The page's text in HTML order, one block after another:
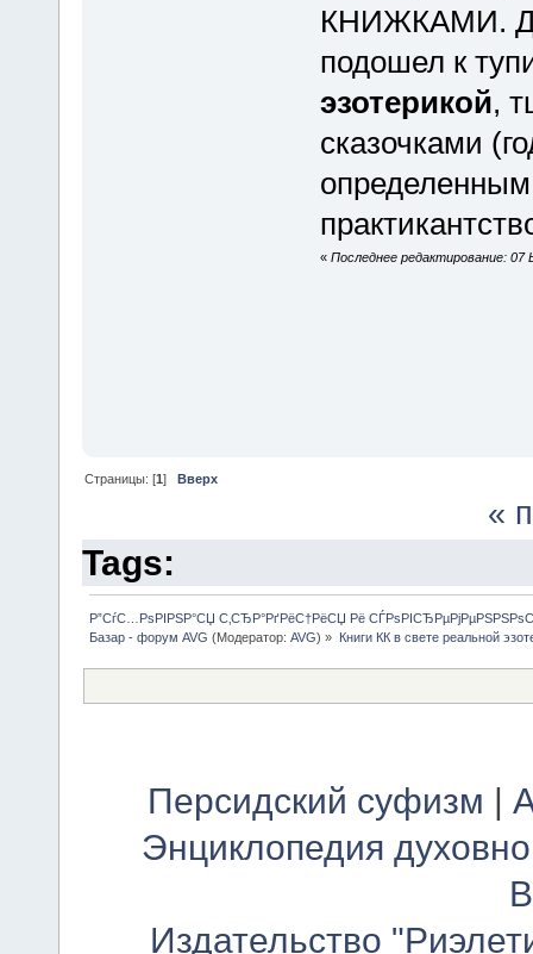
КНИЖКАМИ.
подошел к
эзотерикой,
сказочками
« Последнее редактирование: 07
Страницы: [1]Вверх
«
Tags:
Р”СѓС…РѕРІРЅР°СЏ С‚СЂР°РґРёС†РёСЏ Рё
Базар - форум AVG (Модератор:AVG) » Книги КК в свете реальной
Персидский суфизм |
Энциклопедия
Издательство